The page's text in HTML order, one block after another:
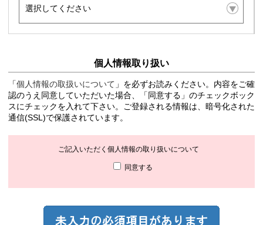
個人情報取り扱い
「個人情報の取扱いについて 」を必ずお読みください。内容をご確
認のうえ同意していただいた場合、「同意する」のチェックボック
スにチェックを入れて下さい。ご登録される情報は、暗号化された
通信(SSL)で保護されています。
ご記入いただく個人情報の取り扱いについて
同意する